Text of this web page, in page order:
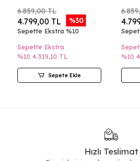
6.859,00 TL
4.799,00 TL %30
Sepette Ekstra %10
Sepette Ekstra
%10 4.319,10 TL
Sepete Ekle
%10
Hızlı Teslimat